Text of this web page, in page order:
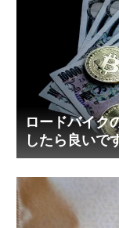
ロードバイク
したら良いで